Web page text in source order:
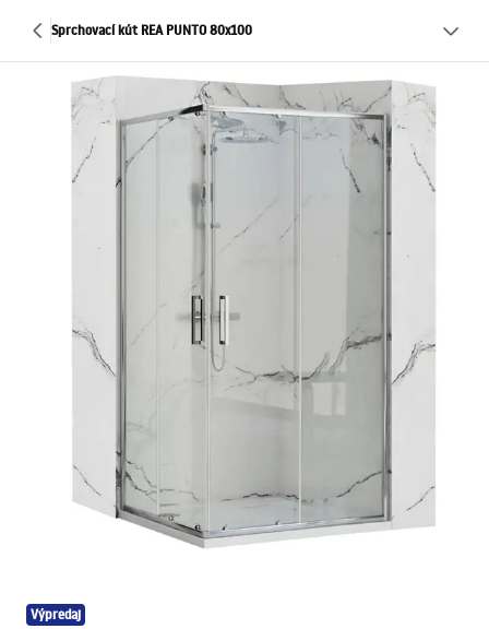
Sprchovací kút REA PUNTO 80x100
Výpredaj